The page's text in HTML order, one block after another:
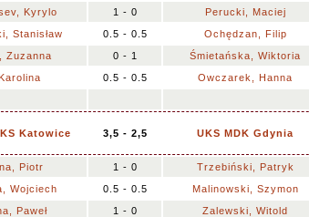
Kyrylo 1 - 0 Perucki, Maciej
Stanisław 0.5 - 0.5 Ochędzan, Filip
Zuzanna 0 - 1 Śmietańska, Wiktoria
0.5 - 0.5 Owczarek, Hanna
Katowice 3,5 - 2,5 UKS MDK Gdynia
Piotr 1 - 0 Trzebiński, Patryk
Wojciech 0.5 - 0.5 Malinowski, Szymon
Paweł 1 - 0 Zalewski, Witold